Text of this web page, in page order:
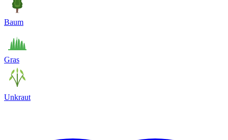
Baum
Gras
Unkraut